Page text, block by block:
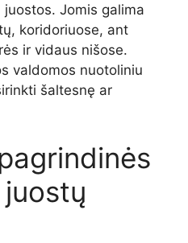
Jomis galima
koridoriuose, ant
ir vidaus nišose.
valdomos nuotoliniu
šaltesnę ar